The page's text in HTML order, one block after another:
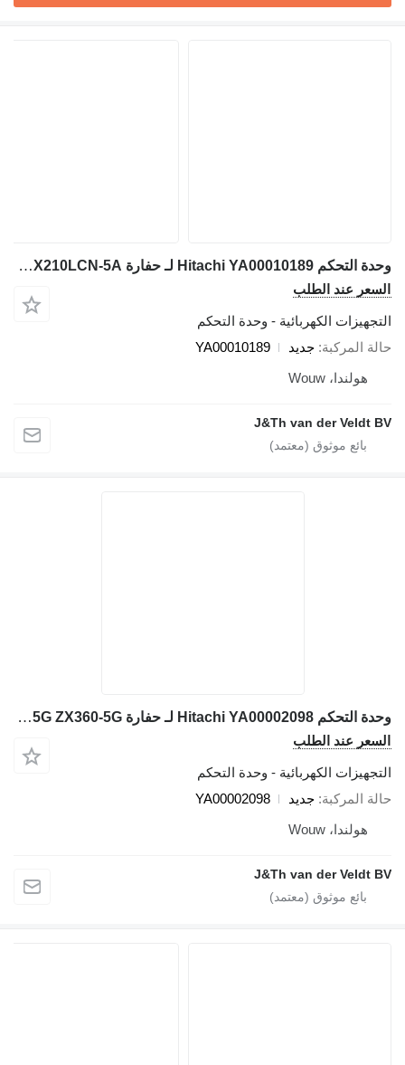
وحدة التحكم Hitachi YA00010189 لـ حفارة Hitachi ZX200-5A ZX300-5A ZX130-5A ZX330-5A ZX240-5A ZX400LCH-5A ZX210LCN-5A
السعر عند الطلب
التجهيزات الكهربائية - وحدة التحكم
حالة المركبة جديد
YA00010189
هولندا، Wouw
J&Th van der Veldt BV
وحدة التحكم Hitachi YA00002098 لـ حفارة Hitachi ZX210-5 ZX330-5 ZX200-5G ZX330-5G ZX360-5G
السعر عند الطلب
التجهيزات الكهربائية - وحدة التحكم
حالة المركبة جديد
YA00002098
هولندا، Wouw
J&Th van der Veldt BV